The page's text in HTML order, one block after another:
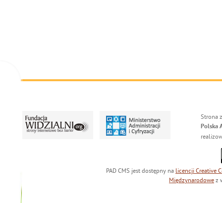
Strona
Polska
PAD CMS jest dostępny na licencji Creative
Międzynarodowe z